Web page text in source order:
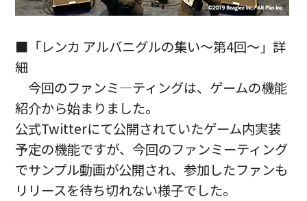
■「レンカ アルバニグルの集い～第4回～」詳
細
今回のファンミ―ティングは、ゲームの機能
紹介から始まりました。
公式Twitterにて公開されていたゲーム内実装
予定の機能ですが、今回のファンミーティング
でサンプル動画が公開され、参加したファンも
リリースを待ち切れない様子でした。